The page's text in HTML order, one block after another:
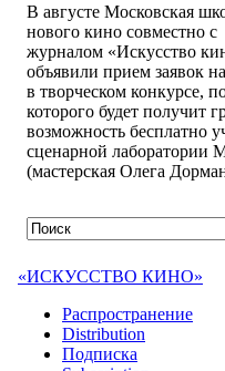
В августе Московская
нового кино совместно с
журналом «Искусство
объявили прием заявок
в творческом конкурсе,
которого будет получит
возможность бесплатно
сценарной
(мастерская Олега
«ИСКУССТВО КИНО»
Распространение
Distribution
Подписка